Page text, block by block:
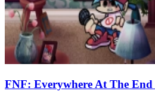
FNF: Everywhere At The